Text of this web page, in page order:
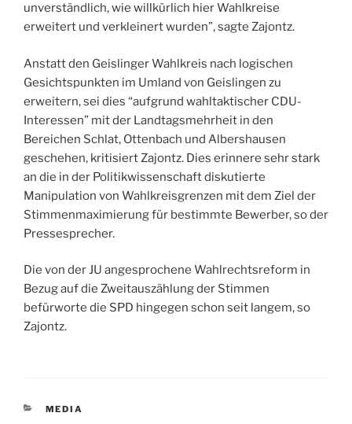
unverständlich, wie willkürlich hier Wahlkreise
erweitert und verkleinert wurden”, sagte Zajontz.
Anstatt den Geislinger Wahlkreis nach logischen
Gesichtspunkten im Umland von Geislingen zu
erweitern, sei dies “aufgrund wahltaktischer CDU-
Interessen” mit der Landtagsmehrheit in den
Bereichen Schlat, Ottenbach und Albershausen
geschehen, kritisiert Zajontz. Dies erinnere sehr stark
an die in der Politikwissenschaft diskutierte
Manipulation von Wahlkreisgrenzen mit dem Ziel der
Stimmenmaximierung für bestimmte Bewerber, so der
Pressesprecher.
Die von der JU angesprochene Wahlrechtsreform in
Bezug auf die Zweitauszählung der Stimmen
befürworte die SPD hingegen schon seit langem, so
Zajontz.
CATEGORIES
MEDIA